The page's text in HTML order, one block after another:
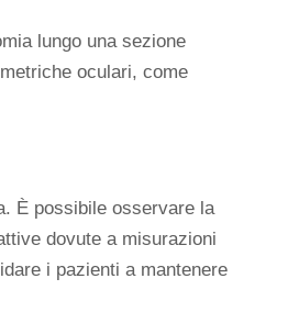
lungo una sezione
oculari, come
È possibile osservare la
dovute a misurazioni
i pazienti a mantenere